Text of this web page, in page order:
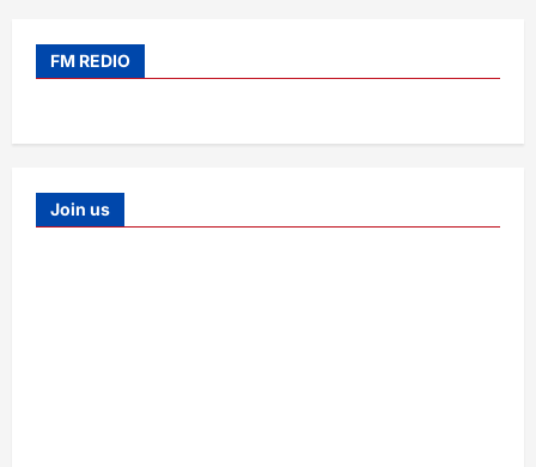
FM REDIO
Join us